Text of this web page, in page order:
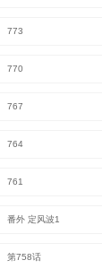
773
770
767
764
761
番外 定风波1
第758话